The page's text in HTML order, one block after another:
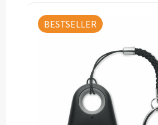
Snoep
Pepermunt bedrukken
Snoeppotten bedrukken
Snoepblikken bedrukken
BESTSELLER